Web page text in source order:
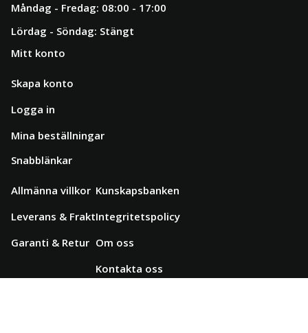
Måndag - Fredag: 08:00 - 17:00
Lördag - Söndag: Stängt
Mitt konto
Skapa konto
Logga in
Mina beställningar
Snabblänkar
Allmänna villkor
Leverans & Frakt
Garanti & Retur
Kunskapsbanken
Integritetspolicy
Om oss
Kontakta oss